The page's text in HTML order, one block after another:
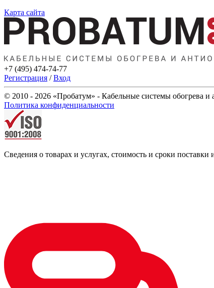
Карта сайта
+7 (495) 474-74-77
Регистрация /Вход
© 2010 - 2026 «Пробатум» - Кабельные системы обогрева и
Политика конфиденциальности
Сведения о товарах и услугах, стоимость и сроки